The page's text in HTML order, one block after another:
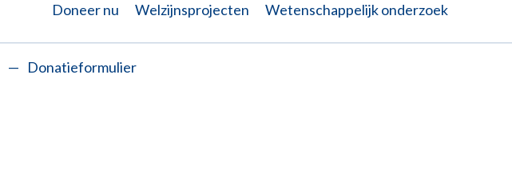
Doneer nu Welzijnsprojecten Wetenschappelijk onderzoek
— Donatieformulier